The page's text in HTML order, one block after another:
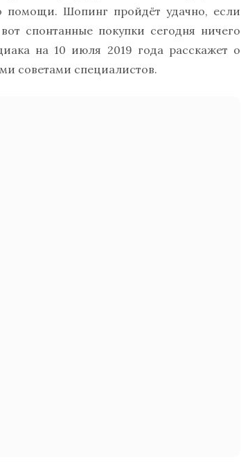
помощи. Шопинг пройдёт удачно, если
спонтанные покупки сегодня ничего
на 10 июля 2019 года расскажет о
советами специалистов.